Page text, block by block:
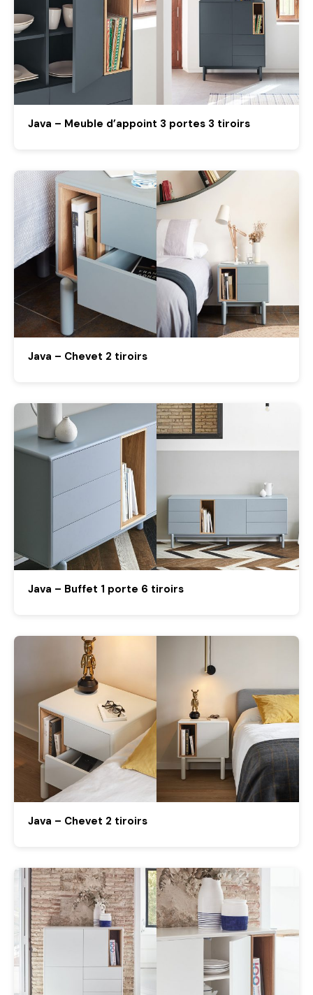
Java – Meuble d’appoint 3 portes 3 tiroirs
Java – Chevet 2 tiroirs
Java – Buffet 1 porte 6 tiroirs
Java – Chevet 2 tiroirs